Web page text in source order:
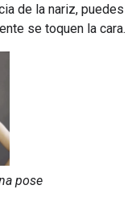
de la nariz, puedes
se toquen la cara.
pose